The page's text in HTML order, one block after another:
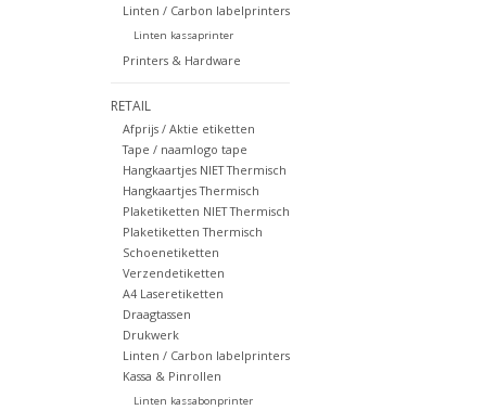
Linten / Carbon labelprinters
Linten kassaprinter
Printers & Hardware
RETAIL
Afprijs / Aktie etiketten
Tape / naamlogo tape
Hangkaartjes NIET Thermisch
Hangkaartjes Thermisch
Plaketiketten NIET Thermisch
Plaketiketten Thermisch
Schoenetiketten
Verzendetiketten
A4 Laseretiketten
Draagtassen
Drukwerk
Linten / Carbon labelprinters
Kassa & Pinrollen
Linten kassabonprinter